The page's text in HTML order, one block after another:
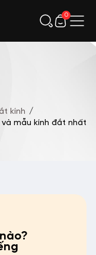
0
kính /
mẫu kính đắt nhất